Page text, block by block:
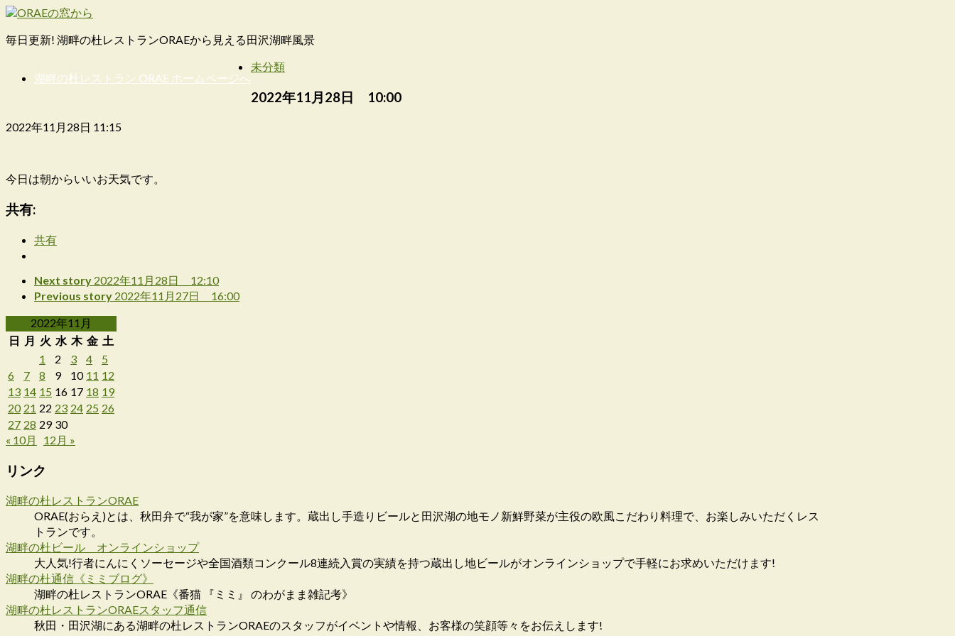
毎日更新! 湖畔の杜レストランORAEから見える田沢湖畔風景
湖畔の杜レストラン ORAE ホームページへ
未分類
2022年11月28日 10:00
2022年11月28日 11:15
今日は朝からいいお天気です。
共有:
共有
Next story 2022年11月28日 12:10
Previous story 2022年11月27日 16:00
2022年11月
日 月 火 水 木 金 土
1
2 3 4
5
6
7 8 9 10 11 12
13 14 15 16 17 18 19
20 21 22 23 24 25 26
27 28 29 30
« 10月
12月 »
リンク
湖畔の杜レストランORAE
ORAE(おらえ)とは、秋田弁で“我が家”を意味します。蔵出し手造りビールと田沢湖の地モノ新鮮野菜が主役の欧風こだわり料理で、お楽しみいただくレス
トランです。
湖畔の杜ビール オンラインショップ
大人気!行者にんにくソーセージや全国酒類コンクール8連続入賞の実績を持つ蔵出し地ビールがオンラインショップで手軽にお求めいただけます!
湖畔の杜通信《ミミブログ》
湖畔の杜レストランORAE《番猫 『ミミ』 のわがまま雑記考》
湖畔の杜レストランORAEスタッフ通信
秋田・田沢湖にある湖畔の杜レストランORAEのスタッフがイベントや情報、お客様の笑顔等々をお伝えします!